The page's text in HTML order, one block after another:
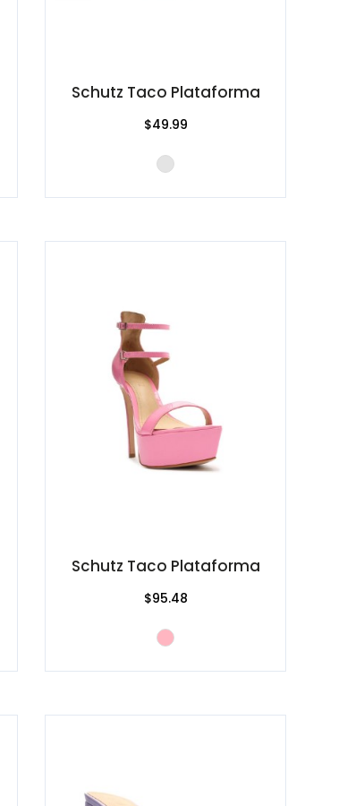
Schutz Taco Plataforma
$49.99
Schutz Taco Plataforma
$95.48